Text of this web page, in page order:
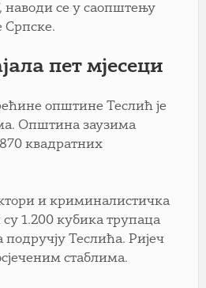
се у саопштењу
пет мјесеци
општине Теслић је
Општина заузима
квадратних
и криминалистичка
1.200 кубика трупаца
Теслића. Ријеч
стаблима.